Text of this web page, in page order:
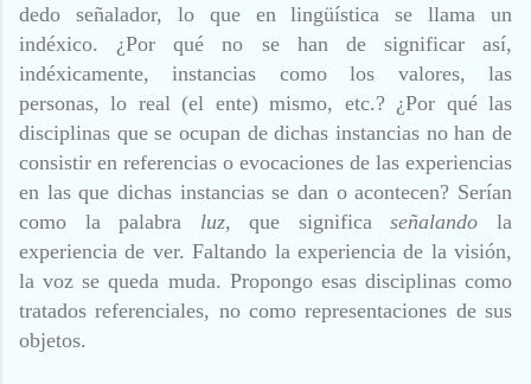
dedo señalador, lo que en lingüística se llama un
indéxico. ¿Por qué no se han de significar así,
indéxicamente, instancias como los valores, las
personas, lo real (el ente) mismo, etc.? ¿Por qué las
disciplinas que se ocupan de dichas instancias no han de
consistir en referencias o evocaciones de las experiencias
en las que dichas instancias se dan o acontecen? Serían
como la palabra luz,que significaseñalandola
experiencia de ver. Faltando la experiencia de la visión,
la voz se queda muda. Propongo esas disciplinas como
tratados referenciales, no como representaciones de sus
objetos.